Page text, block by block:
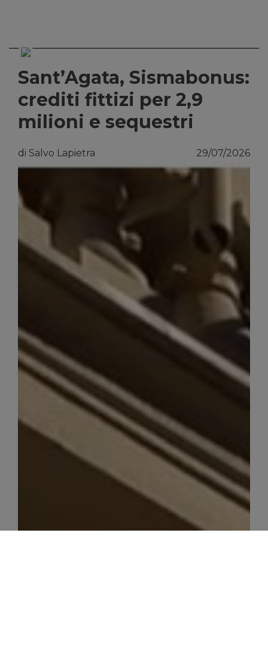
Sant’Agata, Sismabonus:
crediti fittizi per 2,9
milioni e sequestri
di Salvo Lapietra 29/07/2026